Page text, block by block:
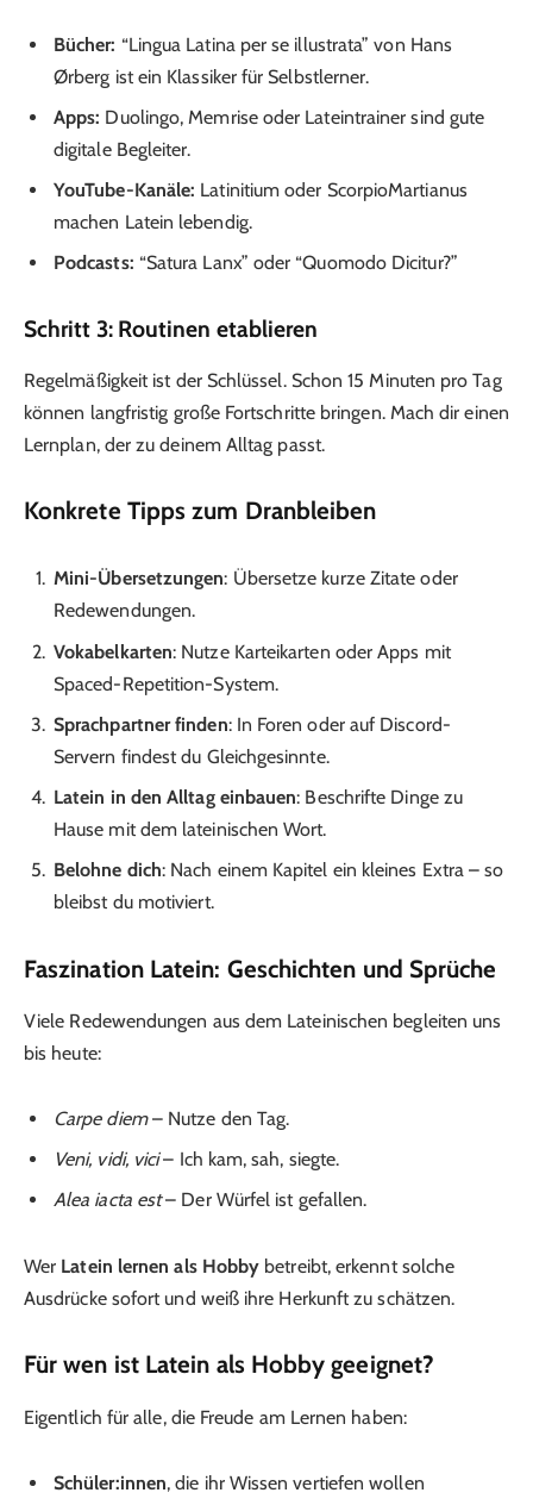
Bücher: “Lingua Latina per se illustrata” von Hans
Ørberg ist ein Klassiker für Selbstlerner.
Apps: Duolingo, Memrise oder Lateintrainer sind gute
digitale Begleiter.
YouTube-Kanäle: Latinitium oder ScorpioMartianus
machen Latein lebendig.
Podcasts: “Satura Lanx” oder “Quomodo Dicitur?”
Schritt 3: Routinen etablieren
Regelmäßigkeit ist der Schlüssel. Schon 15 Minuten pro Tag
können langfristig große Fortschritte bringen. Mach dir einen
Lernplan, der zu deinem Alltag passt.
Konkrete Tipps zum Dranbleiben
Mini-Übersetzungen: Übersetze kurze Zitate oder
Redewendungen.
Vokabelkarten: Nutze Karteikarten oder Apps mit
Spaced-Repetition-System.
Sprachpartner finden: In Foren oder auf Discord-
Servern findest du Gleichgesinnte.
Latein in den Alltag einbauen: Beschrifte Dinge zu
Hause mit dem lateinischen Wort.
Belohne dich: Nach einem Kapitel ein kleines Extra – so
bleibst du motiviert.
Faszination Latein: Geschichten und Sprüche
Viele Redewendungen aus dem Lateinischen begleiten uns
bis heute:
Carpe diem– Nutze den Tag.
Veni, vidi, vici– Ich kam, sah, siegte.
Alea iacta est– Der Würfel ist gefallen.
Wer Latein lernen als Hobby betreibt, erkennt solche
Ausdrücke sofort und weiß ihre Herkunft zu schätzen.
Für wen ist Latein als Hobby geeignet?
Eigentlich für alle, die Freude am Lernen haben:
Schüler:innen, die ihr Wissen vertiefen wollen